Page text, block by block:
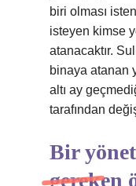
biri olması
isteyen kimse
atanacaktır.
binaya atanan
altı ay
tarafından
Bir
gereken